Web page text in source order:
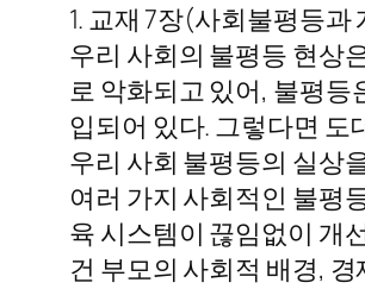
1. 교재 7장(사회불평등
우리 사회의 불평등 현상
로 악화되고 있어, 불평등
입되어 있다. 그렇다면 도
우리 사회 불평등의 실상
여러 가지 사회적인 불평
육 시스템이 끊임없이 개
건 부모의 사회적 배경,